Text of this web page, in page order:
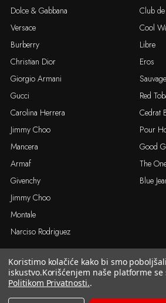
Dolce & Gabbana
Versace
Burberry
Christian Dior
Giorgio Armani
Gucci
Carolina Herrera
Jimmy Choo
Mancera
Armaf
Givenchy
Jimmy Choo
Montale
Narciso Rodriguez
Club
Cool
Libre
Eros
Sauvage
Red
Cedrat
Pour
Good
The
Blue
© 2026. Arola.rs sva prava
Koristimo kolačiće kako bi smo
iskustvo.Korišćenjem naše platforme se
Politikom Privatnosti..